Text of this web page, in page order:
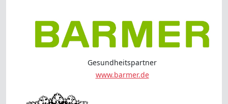
Gesundheitspartner
www.barmer.de